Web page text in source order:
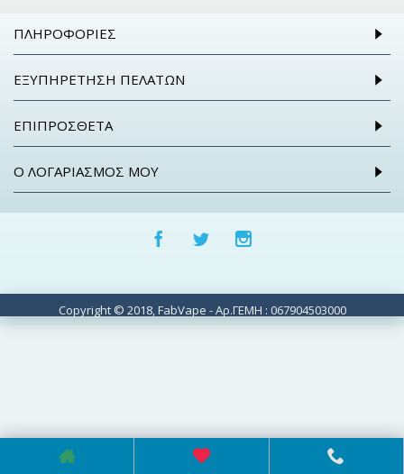
ΠΛΗΡΟΦΟΡΊΕΣ
ΕΞΥΠΗΡΈΤΗΣΗ ΠΕΛΑΤΏΝ
ΕΠΙΠΡΌΣΘΕΤΑ
Ο ΛΟΓΑΡΙΑΣΜΌΣ ΜΟΥ
Copyright © 2018, FabVape - Αρ.ΓΕΜΗ : 067904503000